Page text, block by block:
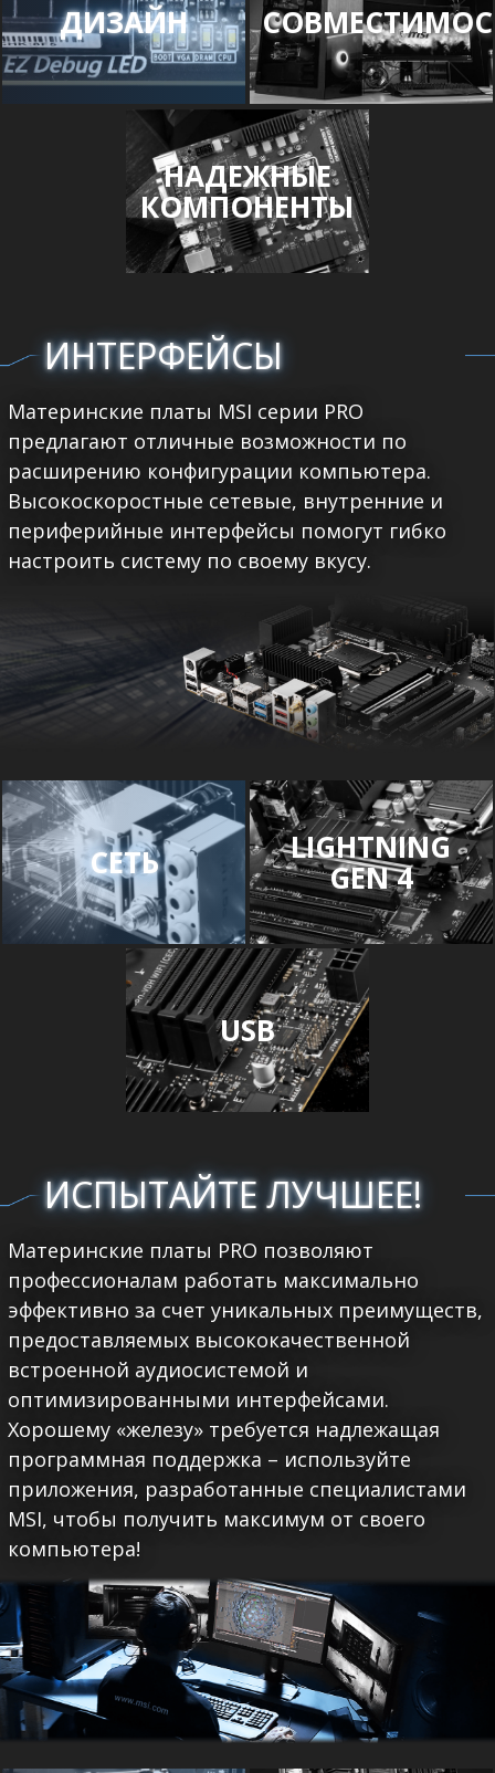
ДИЗАЙН
НАДЕЖНЫЕ
КОМПОНЕНТЫ
ИНТЕРФЕЙСЫ
Материнские платы MSI серии PRO
предлагают отличные возможности по
расширению конфигурации компьютера.
Высокоскоростные сетевые, внутренние и
периферийные интерфейсы помогут гибко
настроить систему по своему вкусу.
СЕТЬ LIGHTNING
GEN 4
USB
ИСПЫТАЙТЕ ЛУЧШЕЕ!
Материнские платы PRO позволяют
профессионалам работать максимально
эффективно за счет уникальных преимуществ,
предоставляемых высококачественной
встроенной аудиосистемой и
оптимизированными интерфейсами.
Хорошему «железу» требуется надлежащая
программная поддержка – используйте
приложения, разработанные специалистами
MSI, чтобы получить максимум от своего
компьютера!